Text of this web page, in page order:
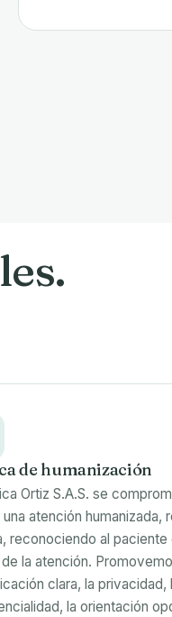
de humanización
Ortiz S.A.S. se
una atención humanizada,
reconociendo al paciente
la atención.
clara, la privacidad,
la orientación